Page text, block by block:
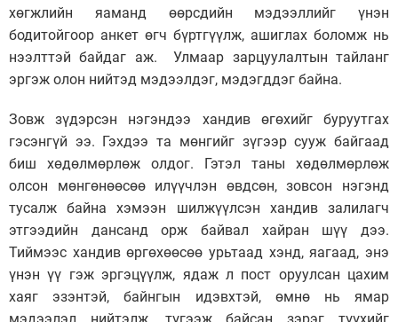
хөгжлийн яаманд өөрсдийн мэдээллийг үнэн
бодитойгоор анкет өгч бүртгүүлж, ашиглах боломж нь
нээлттэй байдаг аж. Улмаар зарцуулалтын тайланг
эргэж олон нийтэд мэдээлдэг, мэдэгддэг байна.
Зовж зүдэрсэн нэгэндээ хандив өгөхийг буруутгах
гэсэнгүй ээ. Гэхдээ та мөнгийг зүгээр сууж байгаад
биш хөдөлмөрлөж олдог. Гэтэл таны хөдөлмөрлөж
олсон мөнгөнөөсөө илүүчлэн өвдсөн, зовсон нэгэнд
тусалж байна хэмээн шилжүүлсэн хандив залилагч
этгээдийн дансанд орж байвал хайран шүү дээ.
Тиймээс хандив өргөхөөсөө урьтаад хэнд, яагаад, энэ
үнэн үү гэж эргэцүүлж, ядаж л пост оруулсан цахим
хаяг эзэнтэй, байнгын идэвхтэй, өмнө нь ямар
мэдээлэл нийтэлж, түгээж байсан зэрэг түүхийг